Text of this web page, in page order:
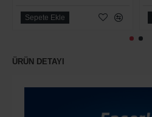
Sepete Ekle
ÜRÜN DETAYI